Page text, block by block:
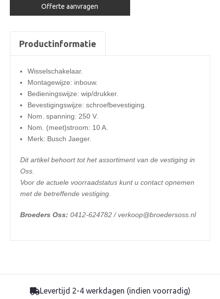
Offerte aanvragen
Productinformatie
Wisselschakelaar.
Montagewijze: inbouw.
Bedieningswijze: wip/drukker.
Bevestigingswijze: schroefbevestiging.
Nom. spanning: 250 V.
Nom. (meet)stroom: 10 A.
Merk: Busch Jaeger.
Dit artikel behoort tot het assortiment van de vestiging in
Oss.
Voor de actuele voorraadstatus kunt u contact opnemen
met de betreffende vestiging.
Broeders Oss: 0412-624782 / verkoop@broedersoss.nl
Levertijd 2-4 werkdagen (indien voorradig)